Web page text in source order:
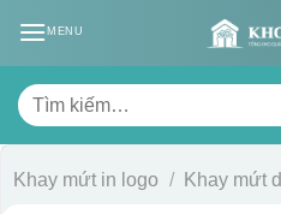
MENU
Tìm
kiếm:
Khay mứt in logo / Khay mứt